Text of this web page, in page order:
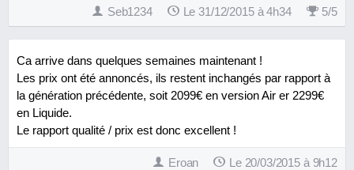
Seb1234 Le 31/12/2015 à 4h34 5/5
Ca arrive dans quelques semaines maintenant !
Les prix ont été annoncés, ils restent inchangés par rapport à
la génération précédente, soit 2099€ en version Air er 2299€
en Liquide.
Le rapport qualité / prix est donc excellent !
Eroan Le 20/03/2015 à 9h12